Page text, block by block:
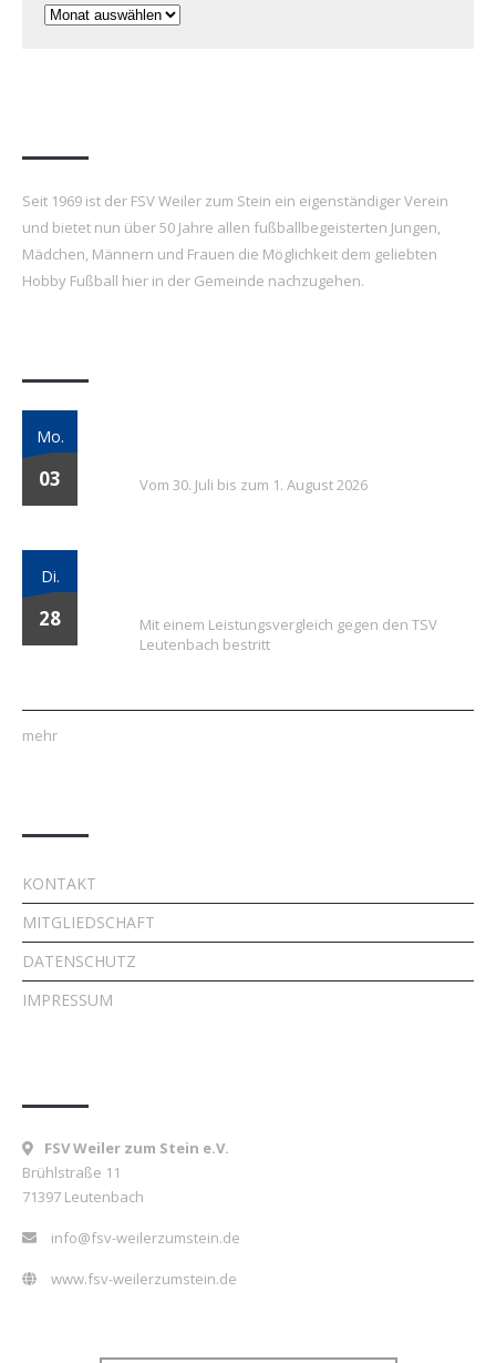
Archiv
Seit 1969 ist der FSV Weiler zum Stein ein eigenständiger Verein
und bietet nun über 50 Jahre allen fußballbegeisterten Jungen,
Mädchen, Männern und Frauen die Möglichkeit dem geliebten
Hobby Fußball hier in der Gemeinde nachzugehen.
Mo.
03 Vom 30. Juli bis zum 1. August 2026
Di.
28
Mit einem Leistungsvergleich gegen den TSV
Leutenbach bestritt
mehr
KONTAKT
MITGLIEDSCHAFT
DATENSCHUTZ
IMPRESSUM
FSV Weiler zum Stein e.V.
Brühlstraße 11
71397 Leutenbach
info@fsv-weilerzumstein.de
www.fsv-weilerzumstein.de